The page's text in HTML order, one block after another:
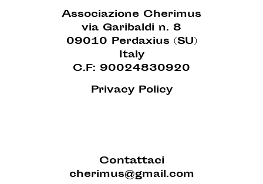
Associazione Cherimus
via Garibaldi n. 8
09010 Perdaxius (SU)
Italy
C.F: 90024830920
Privacy Policy
Contattaci
cherimus@gmail.com